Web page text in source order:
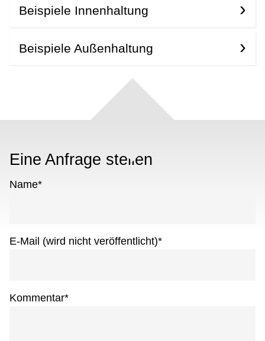
Beispiele Innenhaltung
Beispiele Außenhaltung
Eine Anfrage stellen
Name*
E-Mail (wird nicht veröffentlicht)*
Kommentar*